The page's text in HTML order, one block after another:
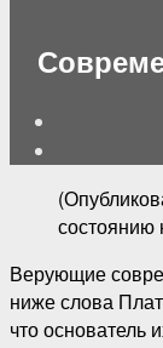
состоянию
Верующие
ниже слова
что основатель